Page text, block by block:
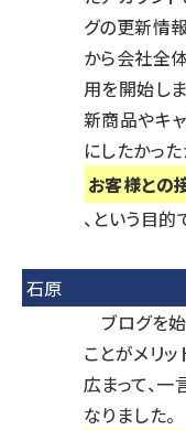
グの更新情
から会社全
用を開始し
新商品やキ
にしたかった
お客様との
、という目的
石原
ブログを
ことがメリ
広まって、
なりました。